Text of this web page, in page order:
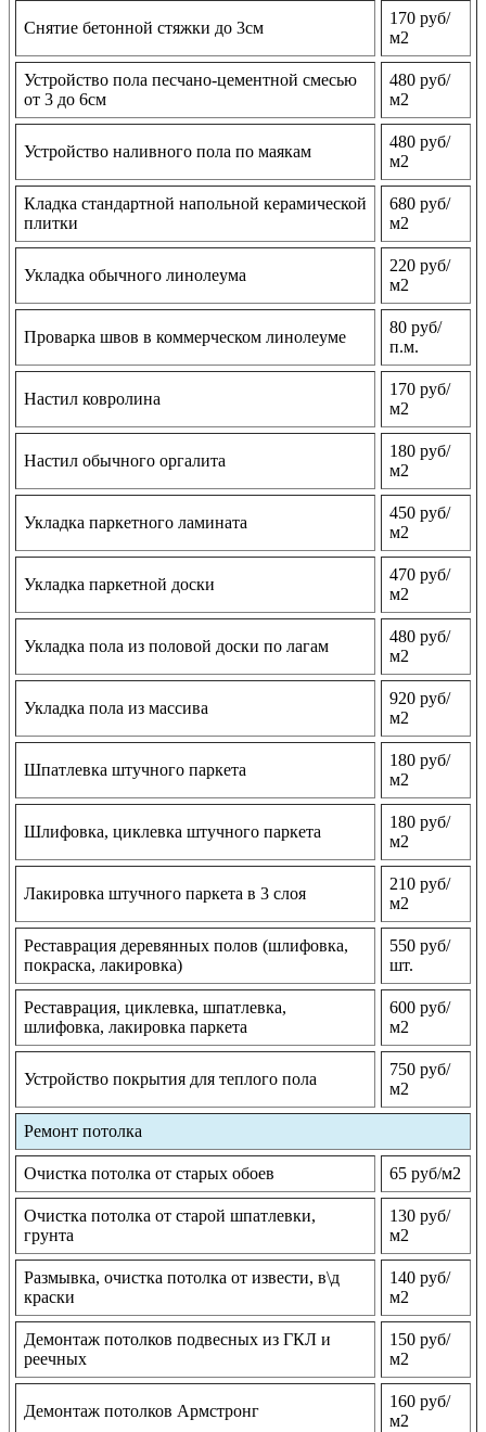
Снятие бетонной стяжки до 3см
170 руб/
м2
Устройство пола песчано-цементной смесью
от 3 до 6см
480 руб/
м2
Устройство наливного пола по маякам
480 руб/
м2
Кладка стандартной напольной керамической
плитки
680 руб/
м2
Укладка обычного линолеума
220 руб/
м2
Проварка швов в коммерческом линолеуме
80 руб/
п.м.
Настил ковролина
170 руб/
м2
Настил обычного оргалита
180 руб/
м2
Укладка паркетного ламината
450 руб/
м2
Укладка паркетной доски
470 руб/
м2
Укладка пола из половой доски по лагам
480 руб/
м2
Укладка пола из массива
920 руб/
м2
Шпатлевка штучного паркета
180 руб/
м2
Шлифовка, циклевка штучного паркета
180 руб/
м2
Лакировка штучного паркета в 3 слоя
210 руб/
м2
Реставрация деревянных полов (шлифовка,
покраска, лакировка)
550 руб/
шт.
Реставрация, циклевка, шпатлевка,
шлифовка, лакировка паркета
600 руб/
м2
Устройство покрытия для теплого пола
750 руб/
м2
Ремонт потолка
Очистка потолка от старых обоев 65 руб/м2
Очистка потолка от старой шпатлевки,
грунта
130 руб/
м2
Размывка, очистка потолка от извести, в\д
краски
140 руб/
м2
Демонтаж потолков подвесных из ГКЛ и
реечных
150 руб/
м2
Демонтаж потолков Армстронг
160 руб/
м2